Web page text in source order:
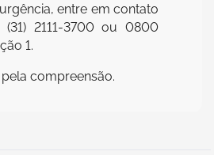
entre em contato
(31) 2111-3700 ou 0800
1.
compreensão.